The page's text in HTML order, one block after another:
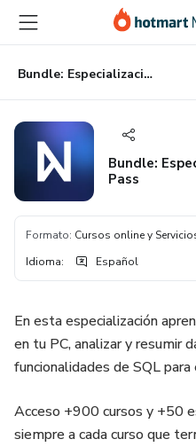
principal
página
de
página
Bundle: Especialización en SQL + Full Pass
Bundle:
Pass
Formato: Cursos online y
Idioma: Español
En esta especialización
en tu PC, analizar y resumir
funcionalidades de SQL
Acceso +900 cursos y +50
siempre a cada curso que